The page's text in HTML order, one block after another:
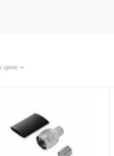
цене